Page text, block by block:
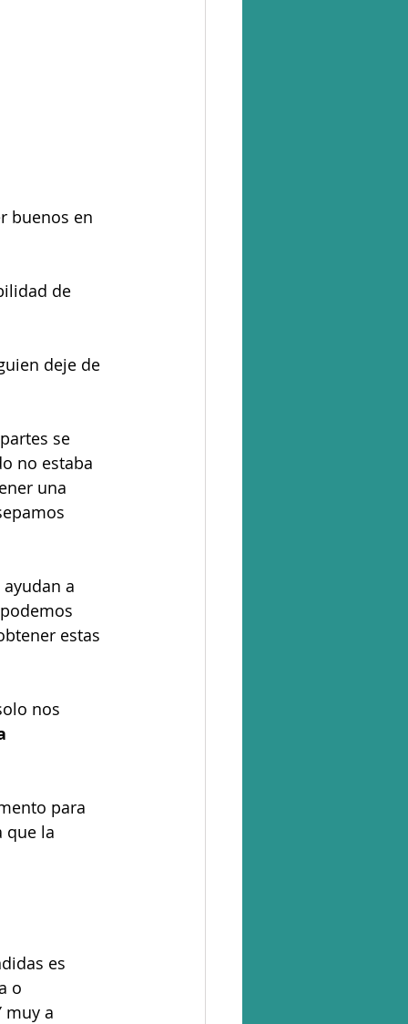
buenos en
de
deje de
se
no estaba
una
a
estas
nos
para
que la
es
o
muy a